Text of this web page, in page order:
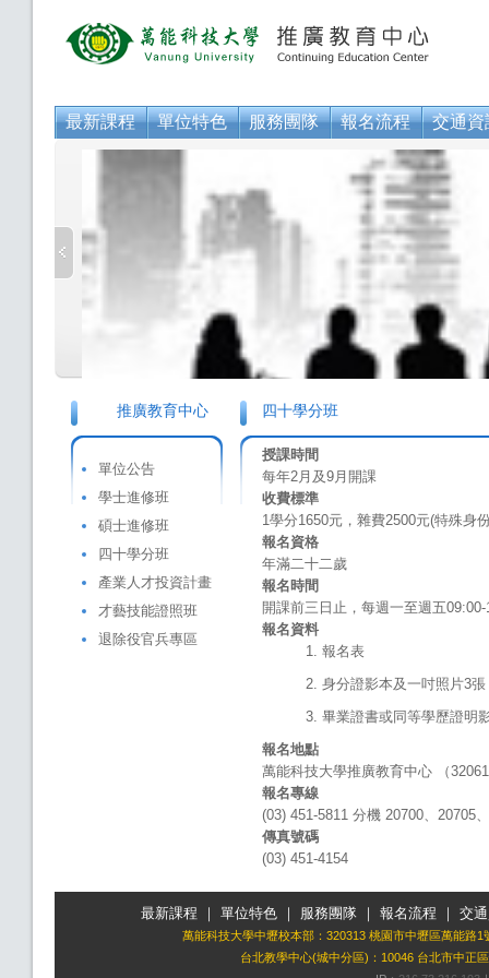
最新課程 單位特色 服務團隊 報名流程 交通資
推廣教育中心
單位公告
學士進修班
碩士進修班
四十學分班
產業人才投資計畫
才藝技能證照班
退除役官兵專區
四十學分班
授課時間
每年2月及9月開課
收費標準
1學分1650元，雜費2500元(特殊身
報名資格
年滿二十二歲
報名時間
開課前三日止，每週一至週五
報名資料
報名表
身分證影本及一吋照片3張
畢業證書或同等學歷證明
報名地點
萬能科技大學推廣教育中心 （
報名專線
(03) 451-5811 分機 20700、20705
傳真號碼
(03) 451-4154
最新課程 ｜ 單位特色 ｜ 服務團隊 ｜ 報名流程 ｜ 交
萬能科技大學中壢校本部：320313 桃園市中壢區萬能路1
台北教學中心(城中分區)：10046 台北市中正